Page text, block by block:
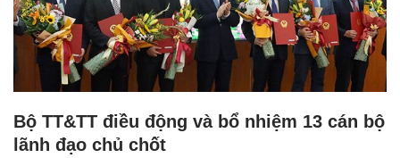
Bộ TT&TT điều động và bổ nhiệm 13 cán bộ
lãnh đạo chủ chốt